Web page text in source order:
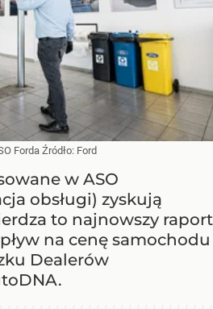
Forda Źródło: Ford
w ASO
obsługi) zyskują
to najnowszy raport
na cenę samochodu
Dealerów